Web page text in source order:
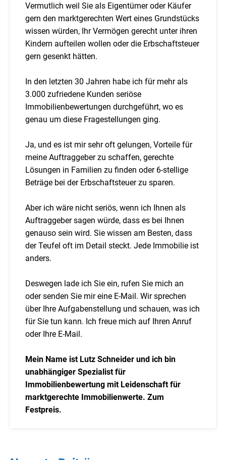
Vermutlich weil Sie als Eigentümer oder Käufer
gern den marktgerechten Wert eines Grundstücks
wissen würden, Ihr Vermögen gerecht unter ihren
Kindern aufteilen wollen oder die Erbschaftsteuer
gern gesenkt hätten.
In den letzten 30 Jahren habe ich für mehr als
3.000 zufriedene Kunden seriöse
Immobilienbewertungen durchgeführt, wo es
genau um diese Fragestellungen ging.
Ja, und es ist mir sehr oft gelungen, Vorteile für
meine Auftraggeber zu schaffen, gerechte
Lösungen in Familien zu finden oder 6-stellige
Beträge bei der Erbschaftsteuer zu sparen.
Aber ich wäre nicht seriös, wenn ich Ihnen als
Auftraggeber sagen würde, dass es bei Ihnen
genauso sein wird. Sie wissen am Besten, dass
der Teufel oft im Detail steckt. Jede Immobilie ist
anders.
Deswegen lade ich Sie ein, rufen Sie mich an
oder senden Sie mir eine E-Mail. Wir sprechen
über Ihre Aufgabenstellung und schauen, was ich
für Sie tun kann. Ich freue mich auf Ihren Anruf
oder Ihre E-Mail.
Mein Name ist Lutz Schneider und ich bin
unabhängiger Spezialist für
Immobilienbewertung mit Leidenschaft für
marktgerechte Immobilienwerte. Zum
Festpreis.